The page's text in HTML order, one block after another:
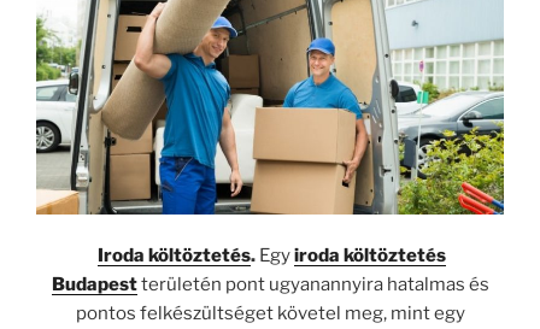
Iroda költöztetés. Egyiroda költöztetés
Budapestterületén pont ugyanannyira hatalmas és
pontos felkészültséget követel meg, mint egy